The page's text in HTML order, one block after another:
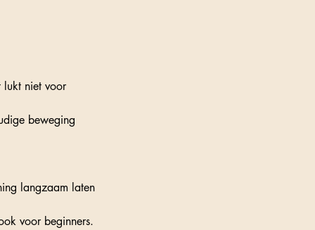
lukt niet voor
beweging
langzaam laten
voor beginners.